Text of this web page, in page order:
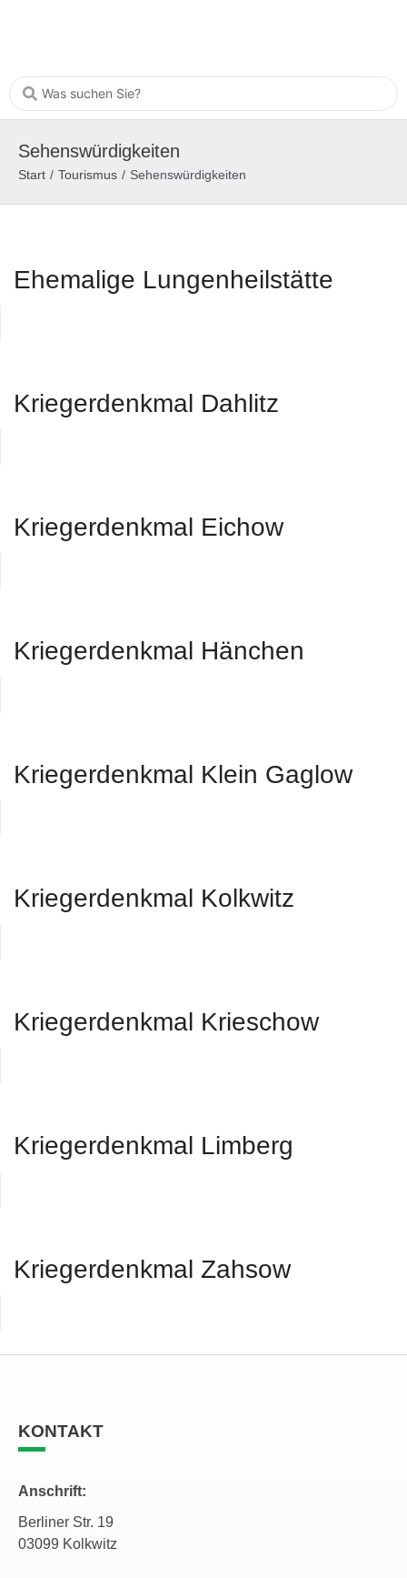
Sehenswürdigkeiten
Start / Tourismus / Sehenswürdigkeiten
Ehemalige Lungenheilstätte
Kriegerdenkmal Dahlitz
Kriegerdenkmal Eichow
Kriegerdenkmal Hänchen
Kriegerdenkmal Klein Gaglow
Kriegerdenkmal Kolkwitz
Kriegerdenkmal Krieschow
Kriegerdenkmal Limberg
Kriegerdenkmal Zahsow
KONTAKT
Anschrift:
Berliner Str. 19
03099 Kolkwitz